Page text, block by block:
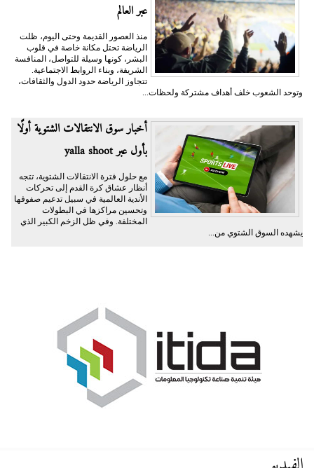
عبر العالم
منذ العصور القديمة وحتى اليوم، ظلت
الرياضة تحتل مكانة خاصة في قلوب
البشر، كونها وسيلة للتواصل، المنافسة
الشريفة، وبناء الروابط الاجتماعية.
تتجاوز الرياضة حدود الدول والثقافات،
وتوحد الشعوب خلف أهداف مشتركة ولحظات...
أخبار سوق الانتقالات الشتوية أولًا
بأول عبر yalla shoot
مع حلول فترة الانتقالات الشتوية، تتجه
أنظار عشاق كرة القدم إلى تحركات
الأندية العالمية في سبيل تدعيم صفوفها
وتحسين مراكزها في البطولات
المختلفة. وفي ظل الزخم الكبير الذي
يشهده السوق الشتوي من...